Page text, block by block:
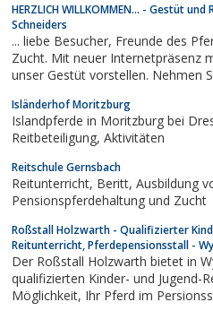
Offenstallanalge und
lassen keine Wünschen offen.
HERZLICH WILLKOMMEN... - Gestüt
Schneiders
... liebe Besucher, Freunde des Pferdes, des Reitsports und der
Zucht. Mit neuer Internetpräsenz
unser Gestüt vorstellen. Nehmen Sie
Schrift und Bild auf sich wirken.
Zeit auf Ihrem...
Isländerhof Moritzburg
Islandpferde in Moritzburg bei Dresden, artgerechte
Reitbeteiligung, Aktivitäten
Reitschule Gernsbach
Reitunterricht, Beritt, Ausbildung von Reiter und Pferd,
Pensionspferdehaltung und Zucht
Roßstall Holzwarth - Qualifizierter
Reitunterricht, Pferdepensionsstall -
Der Roßstall Holzwarth bietet in
qualifizierten Kinder- und Jugend-
Möglichkeit, Ihr Pferd im